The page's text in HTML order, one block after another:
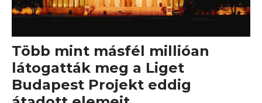
Több mint másfél millióan
látogatták meg a Liget
Budapest Projekt eddig